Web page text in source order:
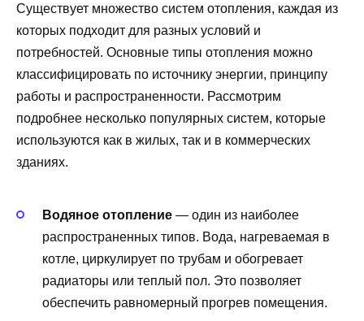
Существует множество систем отопления, каждая из
которых подходит для разных условий и
потребностей. Основные типы отопления можно
классифицировать по источнику энергии, принципу
работы и распространенности. Рассмотрим
подробнее несколько популярных систем, которые
используются как в жилых, так и в коммерческих
зданиях.
Водяное отопление — один из наиболее
распространенных типов. Вода, нагреваемая в
котле, циркулирует по трубам и обогревает
радиаторы или теплый пол. Это позволяет
обеспечить равномерный прогрев помещения.